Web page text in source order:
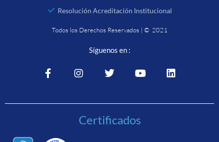
Resolución Acreditación Institucional
Todos los Derechos Reservados | © 2021
Síguenos en :
Certificados